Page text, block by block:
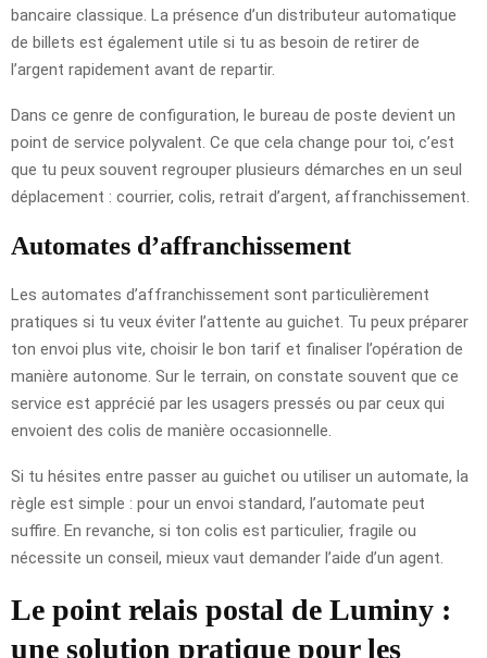
bancaire classique. La présence d’un distributeur automatique
de billets est également utile si tu as besoin de retirer de
l’argent rapidement avant de repartir.
Dans ce genre de configuration, le bureau de poste devient un
point de service polyvalent. Ce que cela change pour toi, c’est
que tu peux souvent regrouper plusieurs démarches en un seul
déplacement : courrier, colis, retrait d’argent, affranchissement.
Automates d’affranchissement
Les automates d’affranchissement sont particulièrement
pratiques si tu veux éviter l’attente au guichet. Tu peux préparer
ton envoi plus vite, choisir le bon tarif et finaliser l’opération de
manière autonome. Sur le terrain, on constate souvent que ce
service est apprécié par les usagers pressés ou par ceux qui
envoient des colis de manière occasionnelle.
Si tu hésites entre passer au guichet ou utiliser un automate, la
règle est simple : pour un envoi standard, l’automate peut
suffire. En revanche, si ton colis est particulier, fragile ou
nécessite un conseil, mieux vaut demander l’aide d’un agent.
Le point relais postal de Luminy :
une solution pratique pour les